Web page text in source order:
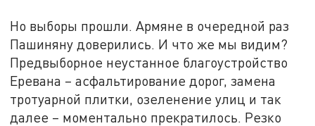
Но выборы прошли. Армяне в очередной раз
Пашиняну доверились. И что же мы видим?
Предвыборное неустанное благоустройство
Еревана – асфальтирование дорог, замена
тротуарной плитки, озеленение улиц и так
далее – моментально прекратилось. Резко